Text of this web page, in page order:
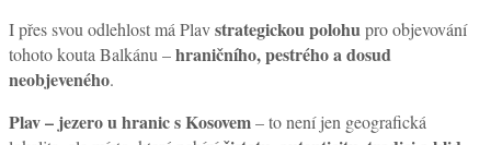
I přes svou odlehlost má Plavstrategickou polohupro objevování
tohoto kouta Balkánu –hraničního, pestrého a dosud
neobjeveného.
Plav – jezero u hranic s Kosovem– to není jen geografická